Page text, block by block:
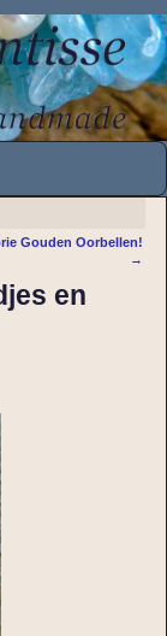
Gouden Oorbellen!
→
en